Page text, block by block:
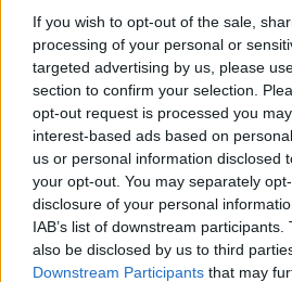
If you wish to opt-out of the sale,
processing of your personal or
targeted advertising by us, please
section to confirm your selection.
opt-out request is processed you
interest-based ads based on
us or personal information disclosed
your opt-out. You may separately
disclosure of your personal
IAB’s list of downstream
also be disclosed by us to third
Downstream Participants that may